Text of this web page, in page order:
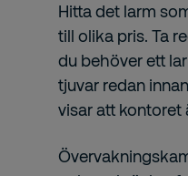
Hitta det larm
till olika pris. Ta
du behöver ett
tjuvar redan
visar att kontoret